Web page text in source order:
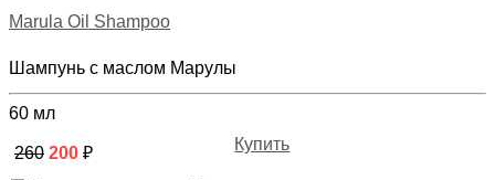
Marula Oil Shampoo
Шампунь с маслом Марулы
60 мл
260 200 ₽ Купить